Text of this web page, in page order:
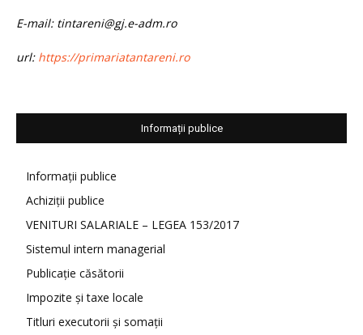
E-mail: tintareni@gj.e-adm.ro
url: https://primariatantareni.ro
Informații publice
Informații publice
Achiziții publice
VENITURI SALARIALE – LEGEA 153/2017
Sistemul intern managerial
Publicație căsătorii
Impozite și taxe locale
Titluri executorii și somații